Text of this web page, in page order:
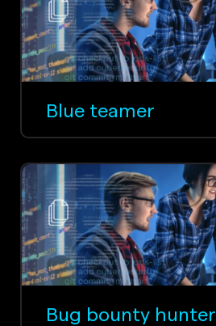
Blue teamer
Bug bounty hunter